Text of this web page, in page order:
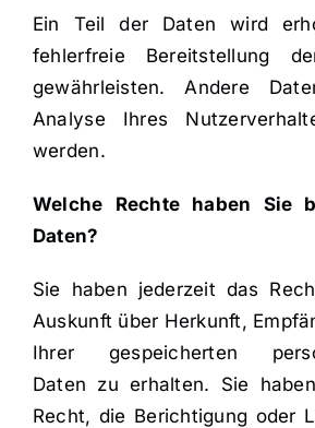
Ein Teil der Daten wird
fehlerfreie Bereitstellung
gewährleisten. Andere
Analyse Ihres
werden.
Welche Rechte haben Sie
Daten?
Sie haben jederzeit das
Auskunft über Herkunft,
Ihrer gespeicherten
Daten zu erhalten. Sie
Recht, die Berichtigung oder